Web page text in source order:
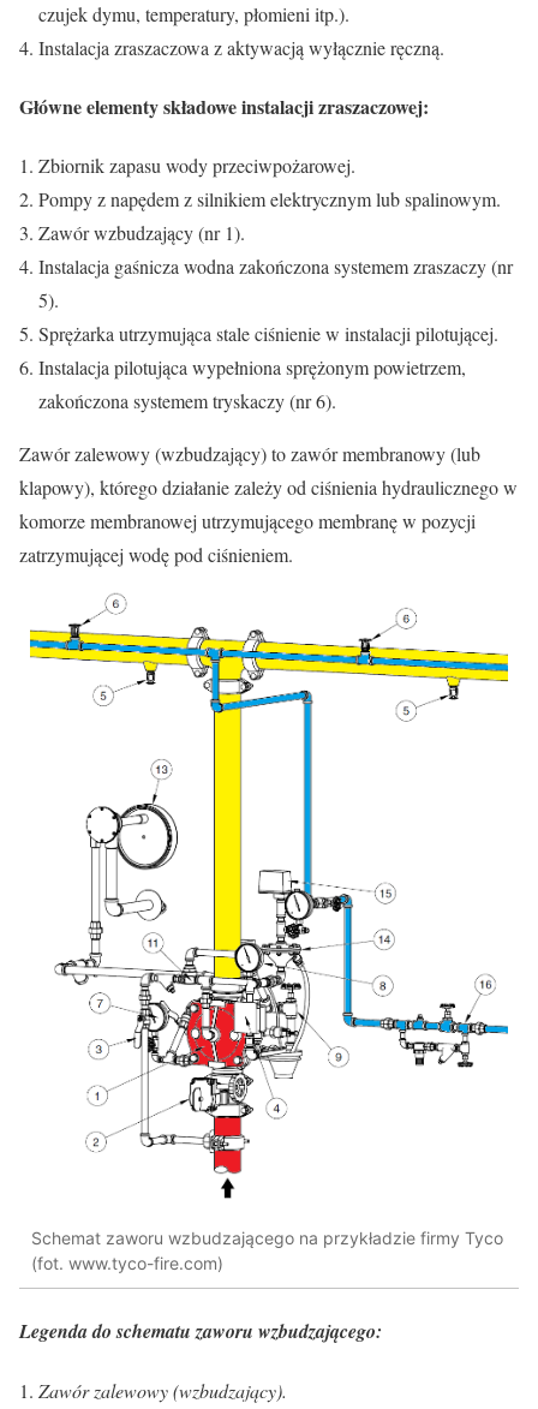
czujek dymu, temperatury, płomieni itp.).
Instalacja zraszaczowa z aktywacją wyłącznie ręczną.
Główne elementy składowe instalacji zraszaczowej:
Zbiornik zapasu wody przeciwpożarowej.
Pompy z napędem z silnikiem elektrycznym lub spalinowym.
Zawór wzbudzający (nr 1).
Instalacja gaśnicza wodna zakończona systemem zraszaczy (nr
5).
Sprężarka utrzymująca stale ciśnienie w instalacji pilotującej.
Instalacja pilotująca wypełniona sprężonym powietrzem,
zakończona systemem tryskaczy (nr 6).
Zawór zalewowy (wzbudzający) to zawór membranowy (lub
klapowy), którego działanie zależy od ciśnienia hydraulicznego w
komorze membranowej utrzymującego membranę w pozycji
zatrzymującej wodę pod ciśnieniem.
Schemat zaworu wzbudzającego na przykładzie firmy Tyco
(fot. www.tyco-fire.com)
Legenda do schematu zaworu wzbudzającego:
Zawór zalewowy (wzbudzający).